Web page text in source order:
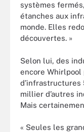
systèmes
étanches aux
monde. Elles
découvertes. »
Selon lui, des
encore
d’infrastructures
millier d’autres
Mais
« Seules les